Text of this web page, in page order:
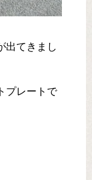
出てきまし
プレートで